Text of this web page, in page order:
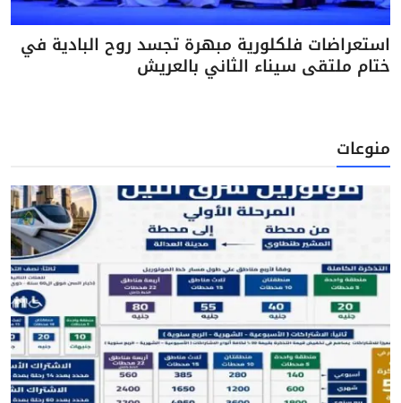
استعراضات فلكلورية مبهرة تجسد روح البادية في
ختام ملتقى سيناء الثاني بالعريش
منوعات